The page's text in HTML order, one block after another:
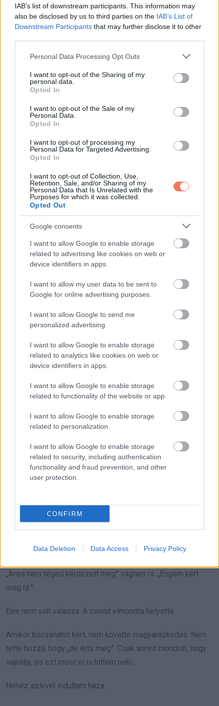
IAB’s list of downstream participants. This information may
also be disclosed by us to third parties on the IAB’s List of
Downstream Participants that may further disclose it to other
Please note that this website/app uses one or more Google
not limited to your visit or usage behaviour. You may click to
grant or deny consent to Google and its third-party tags to
use your data for below specified purposes in below Google
consent section.
Personal Data Processing Opt Outs
I want to opt-out of the Sharing of my
personal data.
Opted In
I want to opt-out of the Sale of my
Personal Data.
Opted In
I want to opt-out of processing my
Personal Data for Targeted Advertising.
Opted In
I want to opt-out of Collection, Use,
Retention, Sale, and/or Sharing of my
Personal Data that Is Unrelated with the
Purposes for which it was collected.
Opted Out
Google consents
I want to allow Google to enable storage
related to advertising like cookies on web or
device identifiers in apps.
I want to allow my user data to be sent to
Google for online advertising purposes.
I want to allow Google to send me
personalized advertising.
I want to allow Google to enable storage
related to analytics like cookies on web or
device identifiers in apps.
I want to allow Google to enable storage
related to functionality of the website or app.
I want to allow Google to enable storage
related to personalization.
I want to allow Google to enable storage
related to security, including authentication
functionality and fraud prevention, and other
user protection.
CONFIRM
Data Deletion Data Access Privacy Policy
„Jó” mondta, még mindig laza mozdulatokkal. „Mondd.”
életében hordott. Amit azt kérte, hogy temessem vele.”
Pislogott. „Mi van vele?”
Valami átfutott a tekintetén. Hátradőlt, és összefonta a
„Én is ezt hittem” mondtam. „Akkor mondd el, hogyan került
más nyakába.”
„Maureen, nem tudom, miről beszélsz.”
szerencsehozóként adta el.” A szemét néztem. „Megmondta
a nevét is.”
„Várj” dadogta Dan. „Claire apja?”
asztalt bámulta. Abban a pillanatban nem az ötvenes
bátyámat láttam, hanem azt a kamaszt, akit folyton
„Az a föld alá ment volna, Maureen” szólalt meg végül,
halkabban. „Anya el akarta temettetni. Örökre eltűnt volna.”
A kezét az arcán húzta végig. „A temetés előtti éjjel
bementem a szobájába, és kicseréltem egy másolatra”
Sóhajtott. „Bebizsgáltattam. Megmondták, mennyit ér, és azt
kapjon valamit belőle.”
„Anya nem téged kérdezett meg” vágtam rá. „Engem kért
meg rá.”
Erre nem volt válasza. A csend elmondta helyette.
Amikor bocsánatot kért, nem követte magyarázkodás. Nem
tette hozzá, hogy „de érts meg”. Csak annyit mondott, hogy
sajnálja, és ezt most el is hittem neki.
Nehéz szívvel indultam haza.